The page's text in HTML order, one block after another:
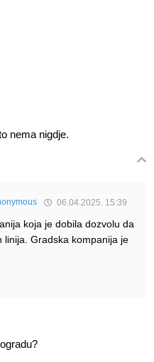
nema nigdje.
06.04.2025. 15:39
koja je dobila dozvolu da
Gradska kompanija je